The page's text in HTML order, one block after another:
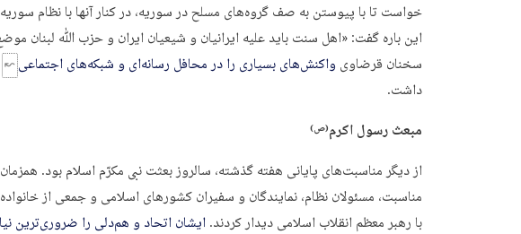
خواست تا با پیوستن به صف گروه‌های مسلح در سوریه، در کنار آنها با نظام
این باره گفت: «اهل سنت باید علیه ایرانیان و شیعیان ایران و حزب ﷲ لبنان
سخنان قرضاوی واکنش‌های بسیاری را در محافل رسانه‌ای و شبکه‌های اجتماعی
داشت.
مبعث رسول اکرم(ص)
از دیگر مناسبت‌های پایانی هفته گذشته، سالروز بعثت نبی مکرّم اسلام بود. همزمان
مناسبت، مسئولان نظام، نمایندگان و سفیران کشورهای اسلامی و جمعی از
با رهبر معظم انقلاب اسلامی دیدار کردند.ایشان اتحاد و هم‌دلی را ضروری‌ترین